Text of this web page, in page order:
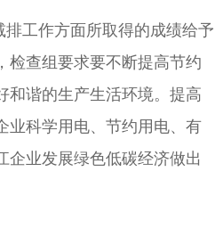
工作方面所取得的成绩给予
检查组要求要不断提高节约
和谐的生产生活环境。提高
业科学用电、节约用电、有
企业发展绿色低碳经济做出